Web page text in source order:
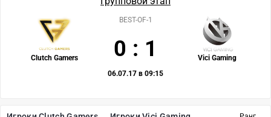
Clutch Gamers Vici Gaming
BEST-OF-1
0 : 1
06.07.17 в 09:15